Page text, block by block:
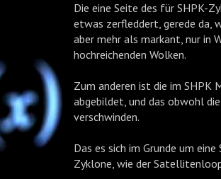
Die eine Seite des für SHPK-
etwas zerfleddert, gerede da,
aber mehr als markant, nur in
hochreichenden Wolken.
Zum anderen ist die im
abgebildet, und das obwohl
verschwinden.
Das es sich im Grunde um
Zyklone, wie der